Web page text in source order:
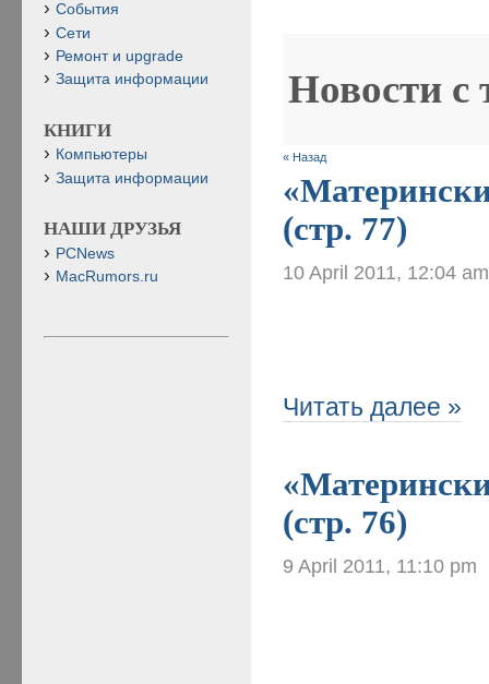
Новости с
« Назад
(стр. 77)
10 April 2011, 12:04 am
Читать далее »
(стр. 76)
9 April 2011, 11:10 pm
События
Сети
Ремонт и upgrade
Защита информации
КНИГИ
Компьютеры
Защита информации
НАШИ ДРУЗЬЯ
PCNews
MacRumors.ru